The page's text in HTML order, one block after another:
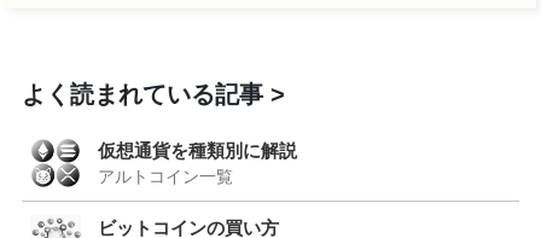
よく読まれている記事
仮想通貨を種類別に解説
アルトコイン一覧
ビットコインの買い方